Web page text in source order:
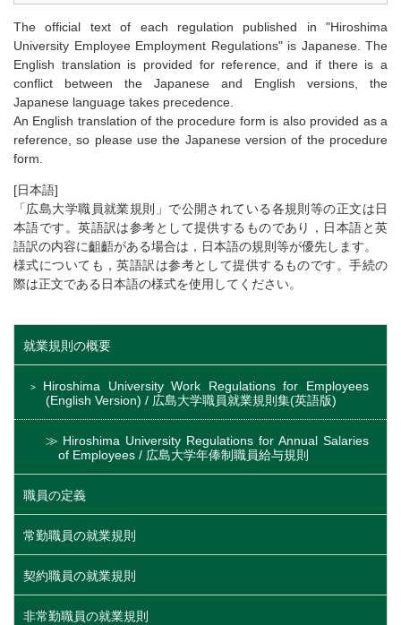
The official text of each regulation published in "Hiroshima
University Employee Employment Regulations" is Japanese. The
English translation is provided for reference, and if there is a
conflict between the Japanese and English versions, the
Japanese language takes precedence.
An English translation of the procedure form is also provided as a
reference, so please use the Japanese version of the procedure
form.
[日本語]
「広島大学職員就業規則」で公開されている各規則等の正文は日
本語です。英語訳は参考として提供するものであり，日本語と英
語訳の内容に齟齬がある場合は，日本語の規則等が優先します。
様式についても，英語訳は参考として提供するものです。手続の
際は正文である日本語の様式を使用してください。
就業規則の概要
Hiroshima University Work Regulations for Employees
(English Version) / 広島大学職員就業規則集(英語版)
Hiroshima University Regulations for Annual Salaries
of Employees / 広島大学年俸制職員給与規則
職員の定義
常勤職員の就業規則
契約職員の就業規則
非常勤職員の就業規則